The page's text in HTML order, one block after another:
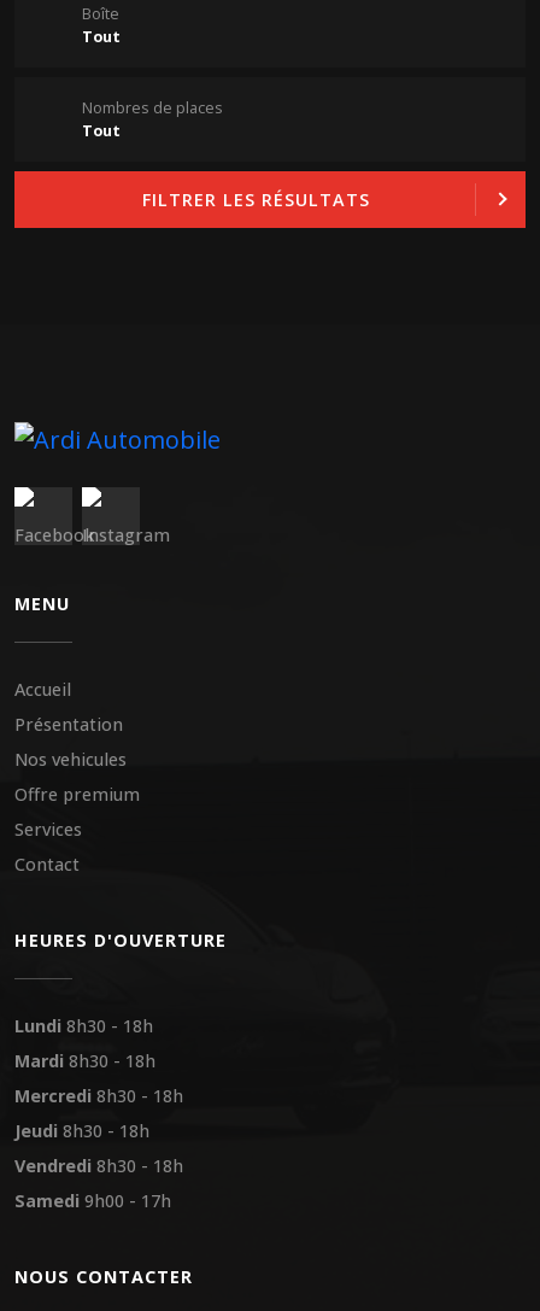
Boîte
Nombres de places
FILTRER LES RÉSULTATS
MENU
Accueil
Présentation
Nos vehicules
Offre premium
Services
Contact
HEURES D'OUVERTURE
Lundi 8h30 - 18h
Mardi 8h30 - 18h
Mercredi 8h30 - 18h
Jeudi 8h30 - 18h
Vendredi 8h30 - 18h
Samedi 9h00 - 17h
NOUS CONTACTER